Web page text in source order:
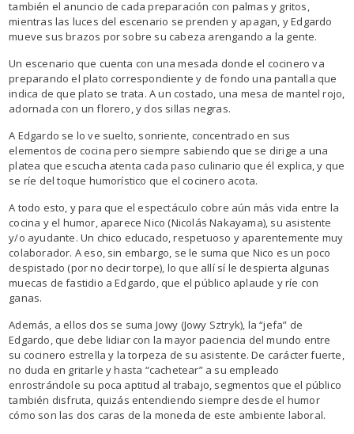
también el anuncio de cada preparación con palmas y gritos,
mientras las luces del escenario se prenden y apagan, y Edgardo
mueve sus brazos por sobre su cabeza arengando a la gente.
Un escenario que cuenta con una mesada donde el cocinero va
preparando el plato correspondiente y de fondo una pantalla que
indica de que plato se trata. A un costado, una mesa de mantel rojo,
adornada con un florero, y dos sillas negras.
A Edgardo se lo ve suelto, sonriente, concentrado en sus
elementos de cocina pero siempre sabiendo que se dirige a una
platea que escucha atenta cada paso culinario que él explica, y que
se ríe del toque humorístico que el cocinero acota.
A todo esto, y para que el espectáculo cobre aún más vida entre la
cocina y el humor, aparece Nico (Nicolás Nakayama), su asistente
y/o ayudante. Un chico educado, respetuoso y aparentemente muy
colaborador. A eso, sin embargo, se le suma que Nico es un poco
despistado (por no decir torpe), lo que allí sí le despierta algunas
muecas de fastidio a Edgardo, que el público aplaude y ríe con
ganas.
Además, a ellos dos se suma Jowy (Jowy Sztryk), la “jefa” de
Edgardo, que debe lidiar con la mayor paciencia del mundo entre
su cocinero estrella y la torpeza de su asistente. De carácter fuerte,
no duda en gritarle y hasta “cachetear” a su empleado
enrostrándole su poca aptitud al trabajo, segmentos que el público
también disfruta, quizás entendiendo siempre desde el humor
cómo son las dos caras de la moneda de este ambiente laboral.